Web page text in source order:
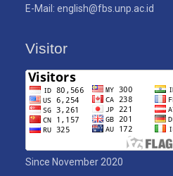
E-Mail: english@fbs.unp.ac.id
Visitor
Since November 2020